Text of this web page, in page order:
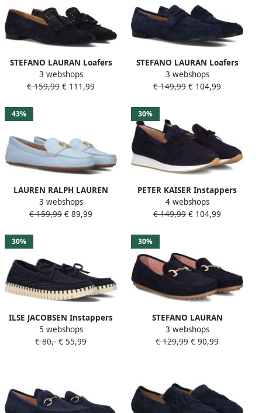
STEFANO LAURAN Loafers
Dames 4660 Maat: 39
Materiaal: Suède Kleur:
3 webshops
€ 159,99 € 111,99
STEFANO LAURAN Loafers
Dames Pe2579 Maat: 43
Materiaal: Suède Kleur:
3 webshops
€ 149,99 € 104,99
43%
LAUREN RALPH LAUREN
Barnsbury Flats Driver
Loafers Dames Instappers
3 webshops
€ 159,99 € 89,99
30%
PETER KAISER Instappers
Dames 74712 Maat: 38
Materiaal: Suède Kleur:
4 webshops
€ 149,99 € 104,99
30%
ILSE JACOBSEN Instappers
Dames Tulip3074 Maat: 38
Materiaal: Suèdelook Kleur:
5 webshops
€ 80,- € 55,99
30%
STEFANO LAURAN
Mocassins Dames 11733
Maat: 38 5 Materiaal: Suède
3 webshops
€ 129,99 € 90,99